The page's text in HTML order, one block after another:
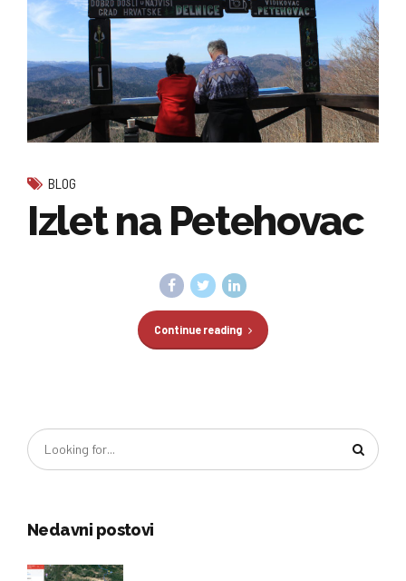
BLOG
Izlet na Petehovac
Continue reading
Nedavni postovi